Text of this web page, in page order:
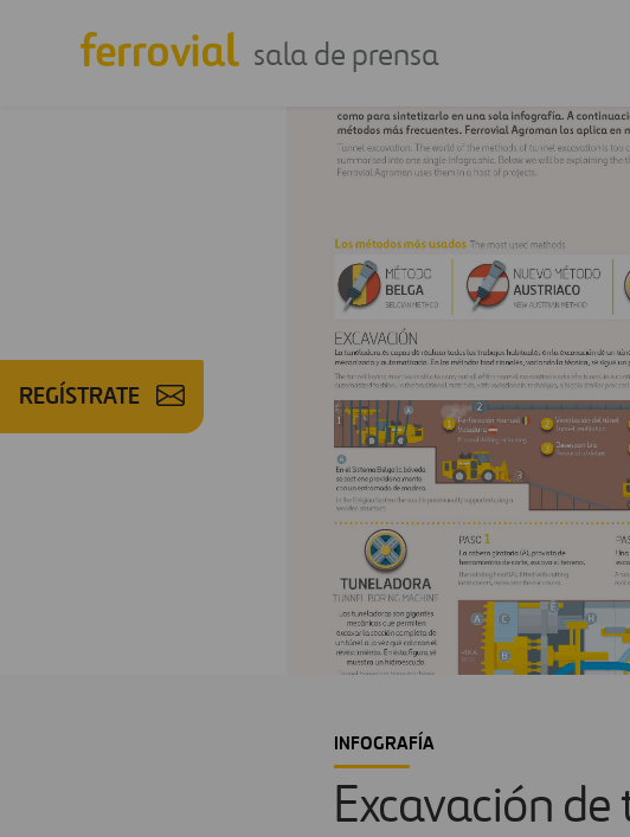
sala de prensa
REGÍSTRATE
INFOGRAFÍA
Excavación de